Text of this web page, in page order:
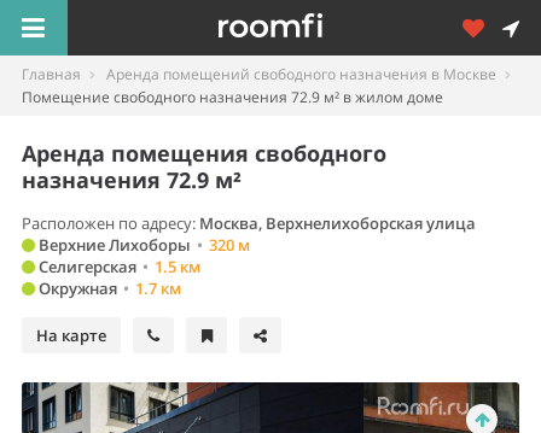
Главная
Аренда помещений свободного назначения в Москве
Помещение свободного назначения 72.9 м² в жилом доме
Аренда помещения свободного
назначения 72.9 м²
Расположен по адресу: Москва, Верхнелихоборская улица
Верхние Лихоборы • 320 м
Селигерская • 1.5 км
Окружная • 1.7 км
На карте